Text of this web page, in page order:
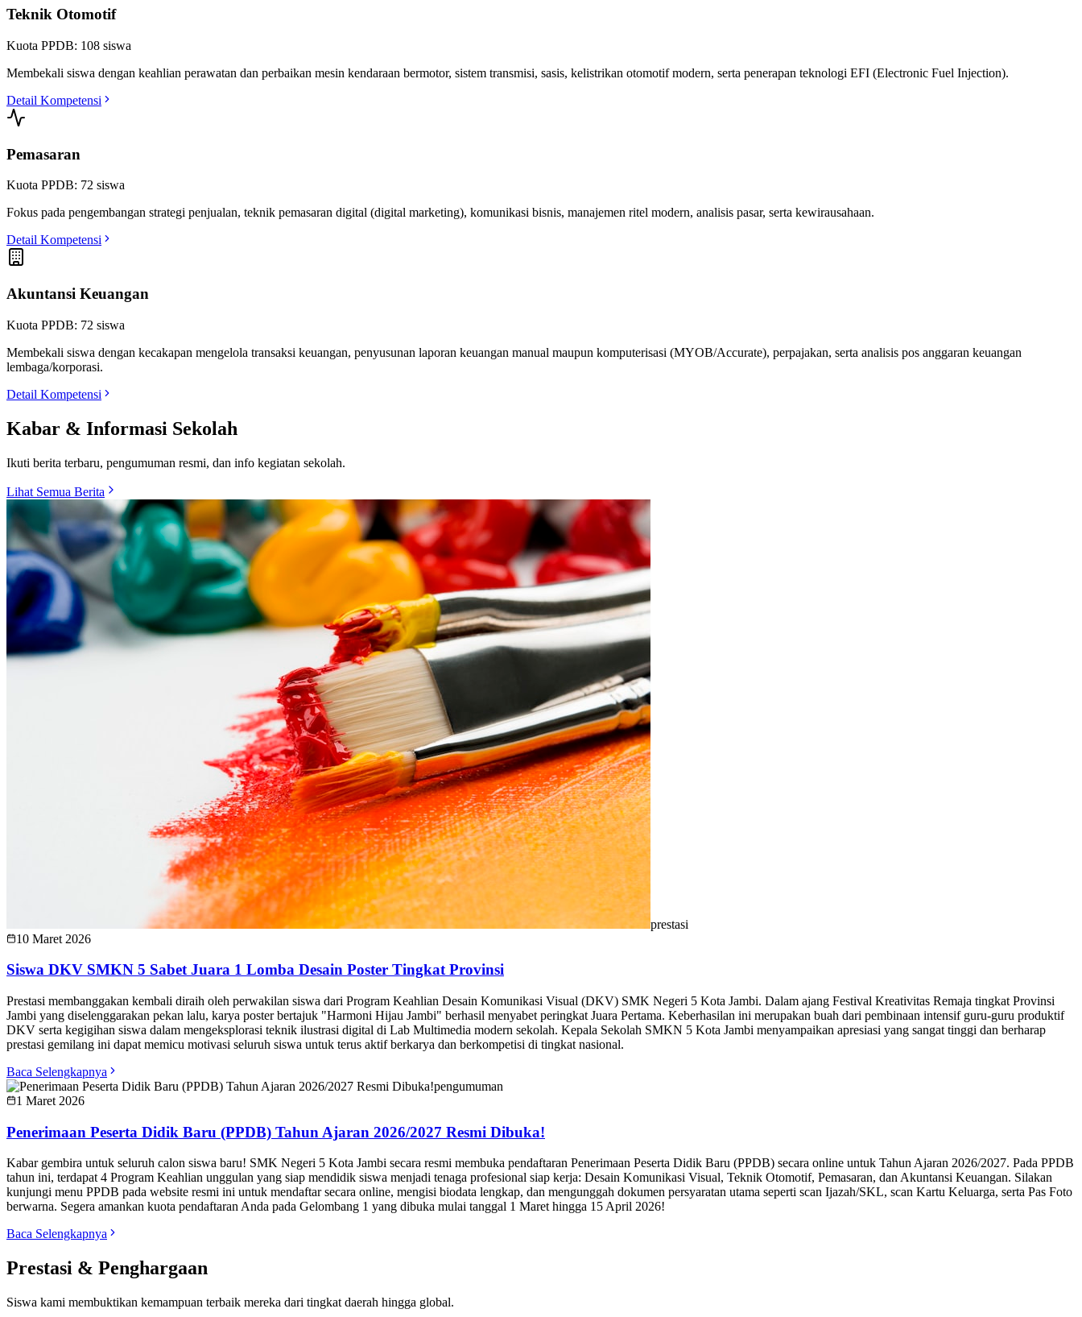
Teknik Otomotif
Kuota PPDB: 108 siswa
Membekali siswa dengan keahlian perawatan dan perbaikan mesin kendaraan bermotor, sistem transmisi, sasis, kelistrikan otomotif modern, serta penerapan teknologi EFI (Electronic Fuel Injection).
Detail Kompetensi
Pemasaran
Kuota PPDB: 72 siswa
Fokus pada pengembangan strategi penjualan, teknik pemasaran digital (digital marketing), komunikasi bisnis, manajemen ritel modern, analisis pasar, serta kewirausahaan.
Detail Kompetensi
Akuntansi Keuangan
Kuota PPDB: 72 siswa
Membekali siswa dengan kecakapan mengelola transaksi keuangan, penyusunan laporan keuangan manual maupun komputerisasi (MYOB/Accurate), perpajakan, serta analisis pos anggaran keuangan
lembaga/korporasi.
Detail Kompetensi
Kabar & Informasi Sekolah
Ikuti berita terbaru, pengumuman resmi, dan info kegiatan sekolah.
Lihat Semua Berita
prestasi
10 Maret 2026
Siswa DKV SMKN 5 Sabet Juara 1 Lomba Desain Poster Tingkat Provinsi
Prestasi membanggakan kembali diraih oleh perwakilan siswa dari Program Keahlian Desain Komunikasi Visual (DKV) SMK Negeri 5 Kota Jambi. Dalam ajang Festival Kreativitas Remaja tingkat Provinsi
Jambi yang diselenggarakan pekan lalu, karya poster bertajuk "Harmoni Hijau Jambi" berhasil menyabet peringkat Juara Pertama. Keberhasilan ini merupakan buah dari pembinaan intensif guru-guru produktif
DKV serta kegigihan siswa dalam mengeksplorasi teknik ilustrasi digital di Lab Multimedia modern sekolah. Kepala Sekolah SMKN 5 Kota Jambi menyampaikan apresiasi yang sangat tinggi dan berharap
prestasi gemilang ini dapat memicu motivasi seluruh siswa untuk terus aktif berkarya dan berkompetisi di tingkat nasional.
Baca Selengkapnya
pengumuman
1 Maret 2026
Penerimaan Peserta Didik Baru (PPDB) Tahun Ajaran 2026/2027 Resmi Dibuka!
Kabar gembira untuk seluruh calon siswa baru! SMK Negeri 5 Kota Jambi secara resmi membuka pendaftaran Penerimaan Peserta Didik Baru (PPDB) secara online untuk Tahun Ajaran 2026/2027. Pada PPDB
tahun ini, terdapat 4 Program Keahlian unggulan yang siap mendidik siswa menjadi tenaga profesional siap kerja: Desain Komunikasi Visual, Teknik Otomotif, Pemasaran, dan Akuntansi Keuangan. Silakan
kunjungi menu PPDB pada website resmi ini untuk mendaftar secara online, mengisi biodata lengkap, dan mengunggah dokumen persyaratan utama seperti scan Ijazah/SKL, scan Kartu Keluarga, serta Pas Foto
berwarna. Segera amankan kuota pendaftaran Anda pada Gelombang 1 yang dibuka mulai tanggal 1 Maret hingga 15 April 2026!
Baca Selengkapnya
Prestasi & Penghargaan
Siswa kami membuktikan kemampuan terbaik mereka dari tingkat daerah hingga global.